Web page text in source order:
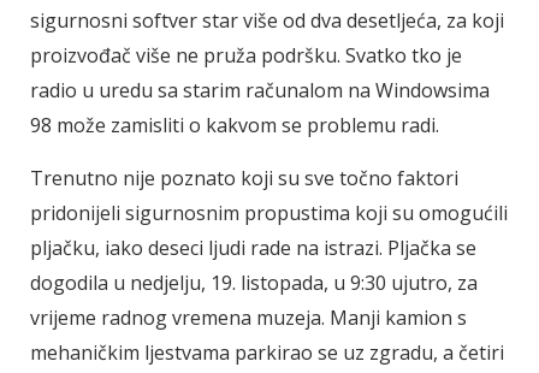
sigurnosni softver star više od dva desetljeća, za koji
proizvođač više ne pruža podršku. Svatko tko je
radio u uredu sa starim računalom na Windowsima
98 može zamisliti o kakvom se problemu radi.
Trenutno nije poznato koji su sve točno faktori
pridonijeli sigurnosnim propustima koji su omogućili
pljačku, iako deseci ljudi rade na istrazi. Pljačka se
dogodila u nedjelju, 19. listopada, u 9:30 ujutro, za
vrijeme radnog vremena muzeja. Manji kamion s
mehaničkim ljestvama parkirao se uz zgradu, a četiri